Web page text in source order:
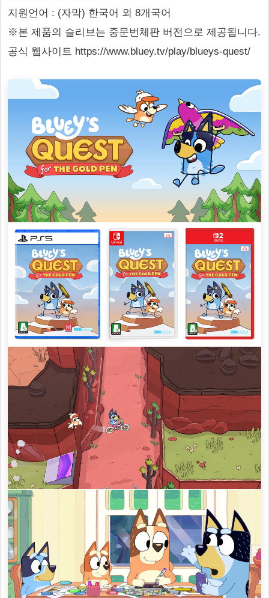
지원언어 : (자막) 한국어 외 8개국어
※본 제품의 슬리브는 중문번체판 버전으로 제공됩니다.
공식 웹사이트 https://www.bluey.tv/play/blueys-quest/